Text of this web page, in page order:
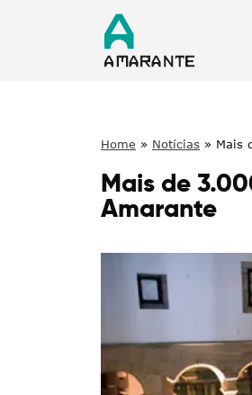
Home » Notícias » Mais
Mais de
Amarante